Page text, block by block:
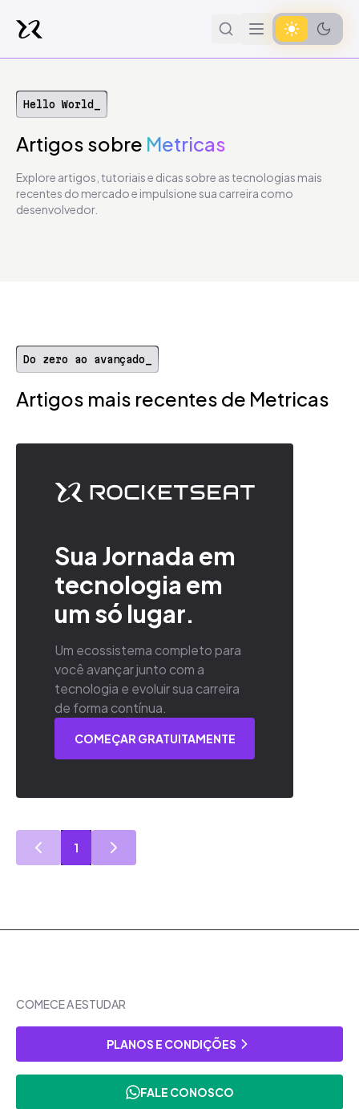
Hello World_
Artigos sobre Metricas
Explore artigos, tutoriais e dicas sobre as tecnologias mais
recentes do mercado e impulsione sua carreira como
desenvolvedor.
Do zero ao avançado_
Artigos mais recentes de Metricas
Sua Jornada em
tecnologia em
um só lugar.
Um ecossistema completo para
você avançar junto com a
tecnologia e evoluir sua carreira
de forma contínua.
COMEÇAR GRATUITAMENTE
1
COMECE A ESTUDAR
PLANOS E CONDIÇÕES
FALE CONOSCO